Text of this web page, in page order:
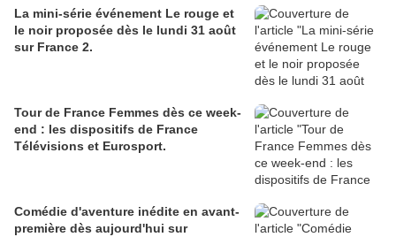
La mini-série événement Le rouge et
le noir proposée dès le lundi 31 août
sur France 2.
Tour de France Femmes dès ce week-
end : les dispositifs de France
Télévisions et Eurosport.
Comédie d'aventure inédite en avant-
première dès aujourd'hui sur